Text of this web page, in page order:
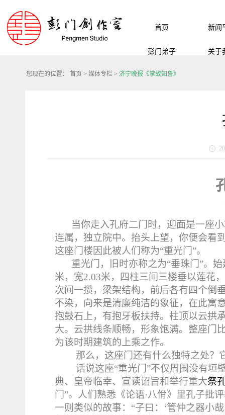
首页 新闻
彭门弟子 关于
您现在的位置： 首页 > 媒体专栏 > 济宁晚报《掌故知鲁》
当你走入孔府二门时，迎面是一座
连属，独立院中。 抬头上望，你便会看
这座门楼因此被人们称为“重光门”。
重光门，
旧时亦称之为“垂珠门”。 始
米，宽2.03米，四柱三间三楼垂以莲花
次间一攒，梁架结构，前后各有四个倒
不染，向来是清廉纯洁的象征，在此寓
抱鼓石上，有抱牙板扶持。柱顶以云拱
大。云拱线条顺畅，形象饱满。整座门
为该时期建筑的上乘之作。
那么，这座门还有什么独特之处？
话说这座“重光门”不仅周围没有垣
典、皇帝临幸、宣读诏旨和举行重大祭
门”。人们熟悉《论语·八佾》里孔子批
一则类似的故事：“子曰：‘管仲之器小